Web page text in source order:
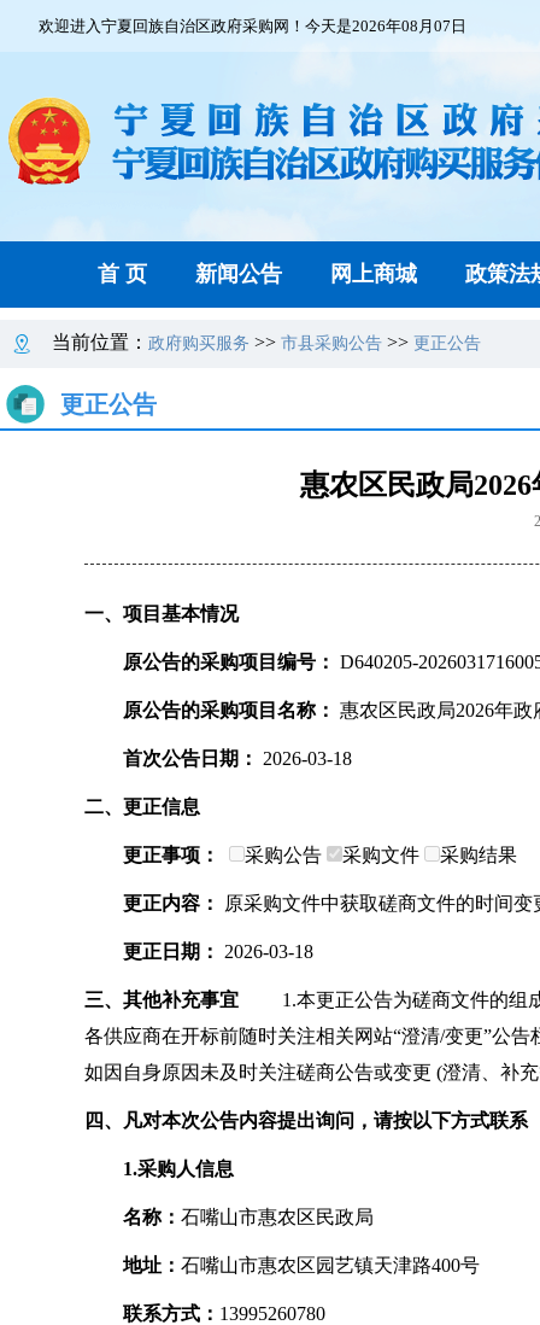
欢迎进入宁夏回族自治区政府采购网！今天是2026年08月07日
首 页 新闻公告 网上商城 政策法
当前位置： 政府购买服务 >> 市县采购公告 >> 更正公告
更正公告
惠农区民政局
一、项目基本情况
原公告的采购项目编号： D640205-
原公告的采购项目名称： 惠农区民政局2026年
首次公告日期： 2026-03-18
二、更正信息
更正事项： 采购公告 采购文件 采购结果
更正内容： 原采购文件中获取磋商文件的时间变
更正日期： 2026-03-18
三、其他补充事宜1.本更正公告为磋商文件的组成
各供应商在开标前随时关注相关网站“澄清/变更”公
如因自身原因未及时关注磋商公告或变更 (澄清、补
四、凡对本次公告内容提出询问，请按以下方式联系
1.采购人信息
名称： 石嘴山市惠农区民政局
地址： 石嘴山市惠农区园艺镇天津路400号
联系方式： 13995260780